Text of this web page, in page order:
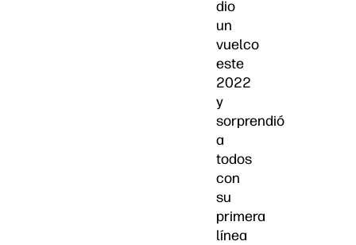
dio
un
vuelco
este
2022
y
sorprendió
a
todos
con
su
primera
línea